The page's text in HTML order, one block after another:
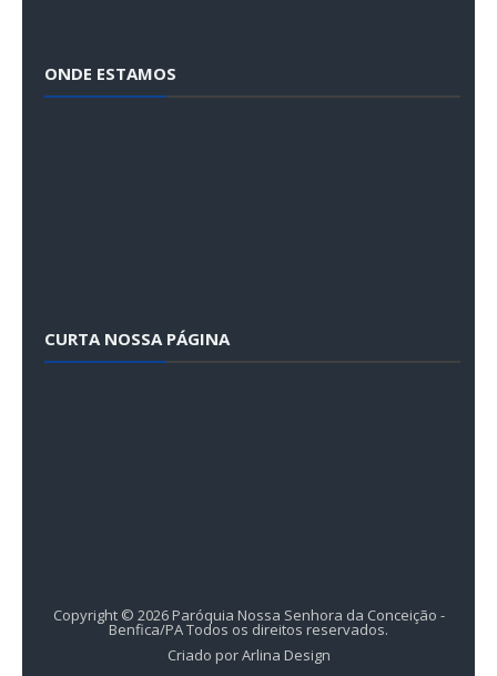
ONDE ESTAMOS
CURTA NOSSA PÁGINA
Copyright © 2026 Paróquia Nossa Senhora da Conceição -
Benfica/PATodos os direitos reservados.
Criado porArlina Design